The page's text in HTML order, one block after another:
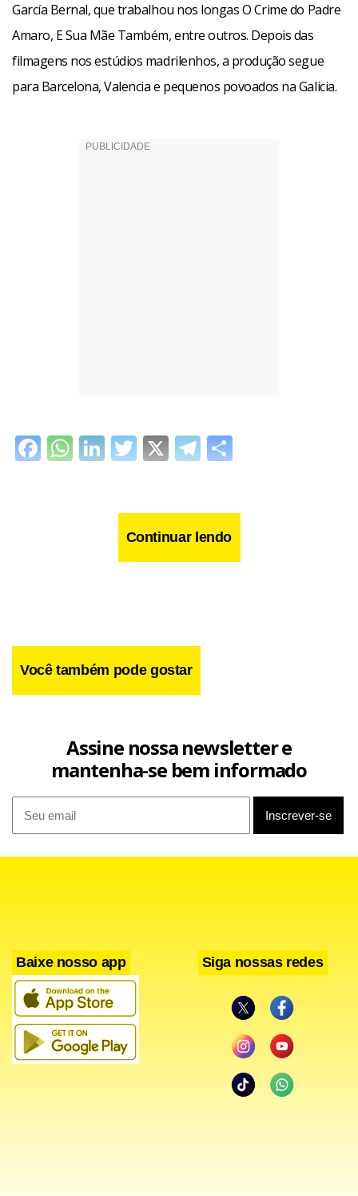
García Bernal, que trabalhou nos longas O Crime do Padre
Amaro, E Sua Mãe Também, entre outros. Depois das
filmagens nos estúdios madrilenhos, a produção segue
para Barcelona, Valencia e pequenos povoados na Galicia.
Facebook
WhatsApp
LinkedIn
Twitter
X Telegram
Continuar lendo
Você também pode gostar
Assine nossa newsletter e
mantenha-se bem informado
Baixe nosso app Siga nossas redes